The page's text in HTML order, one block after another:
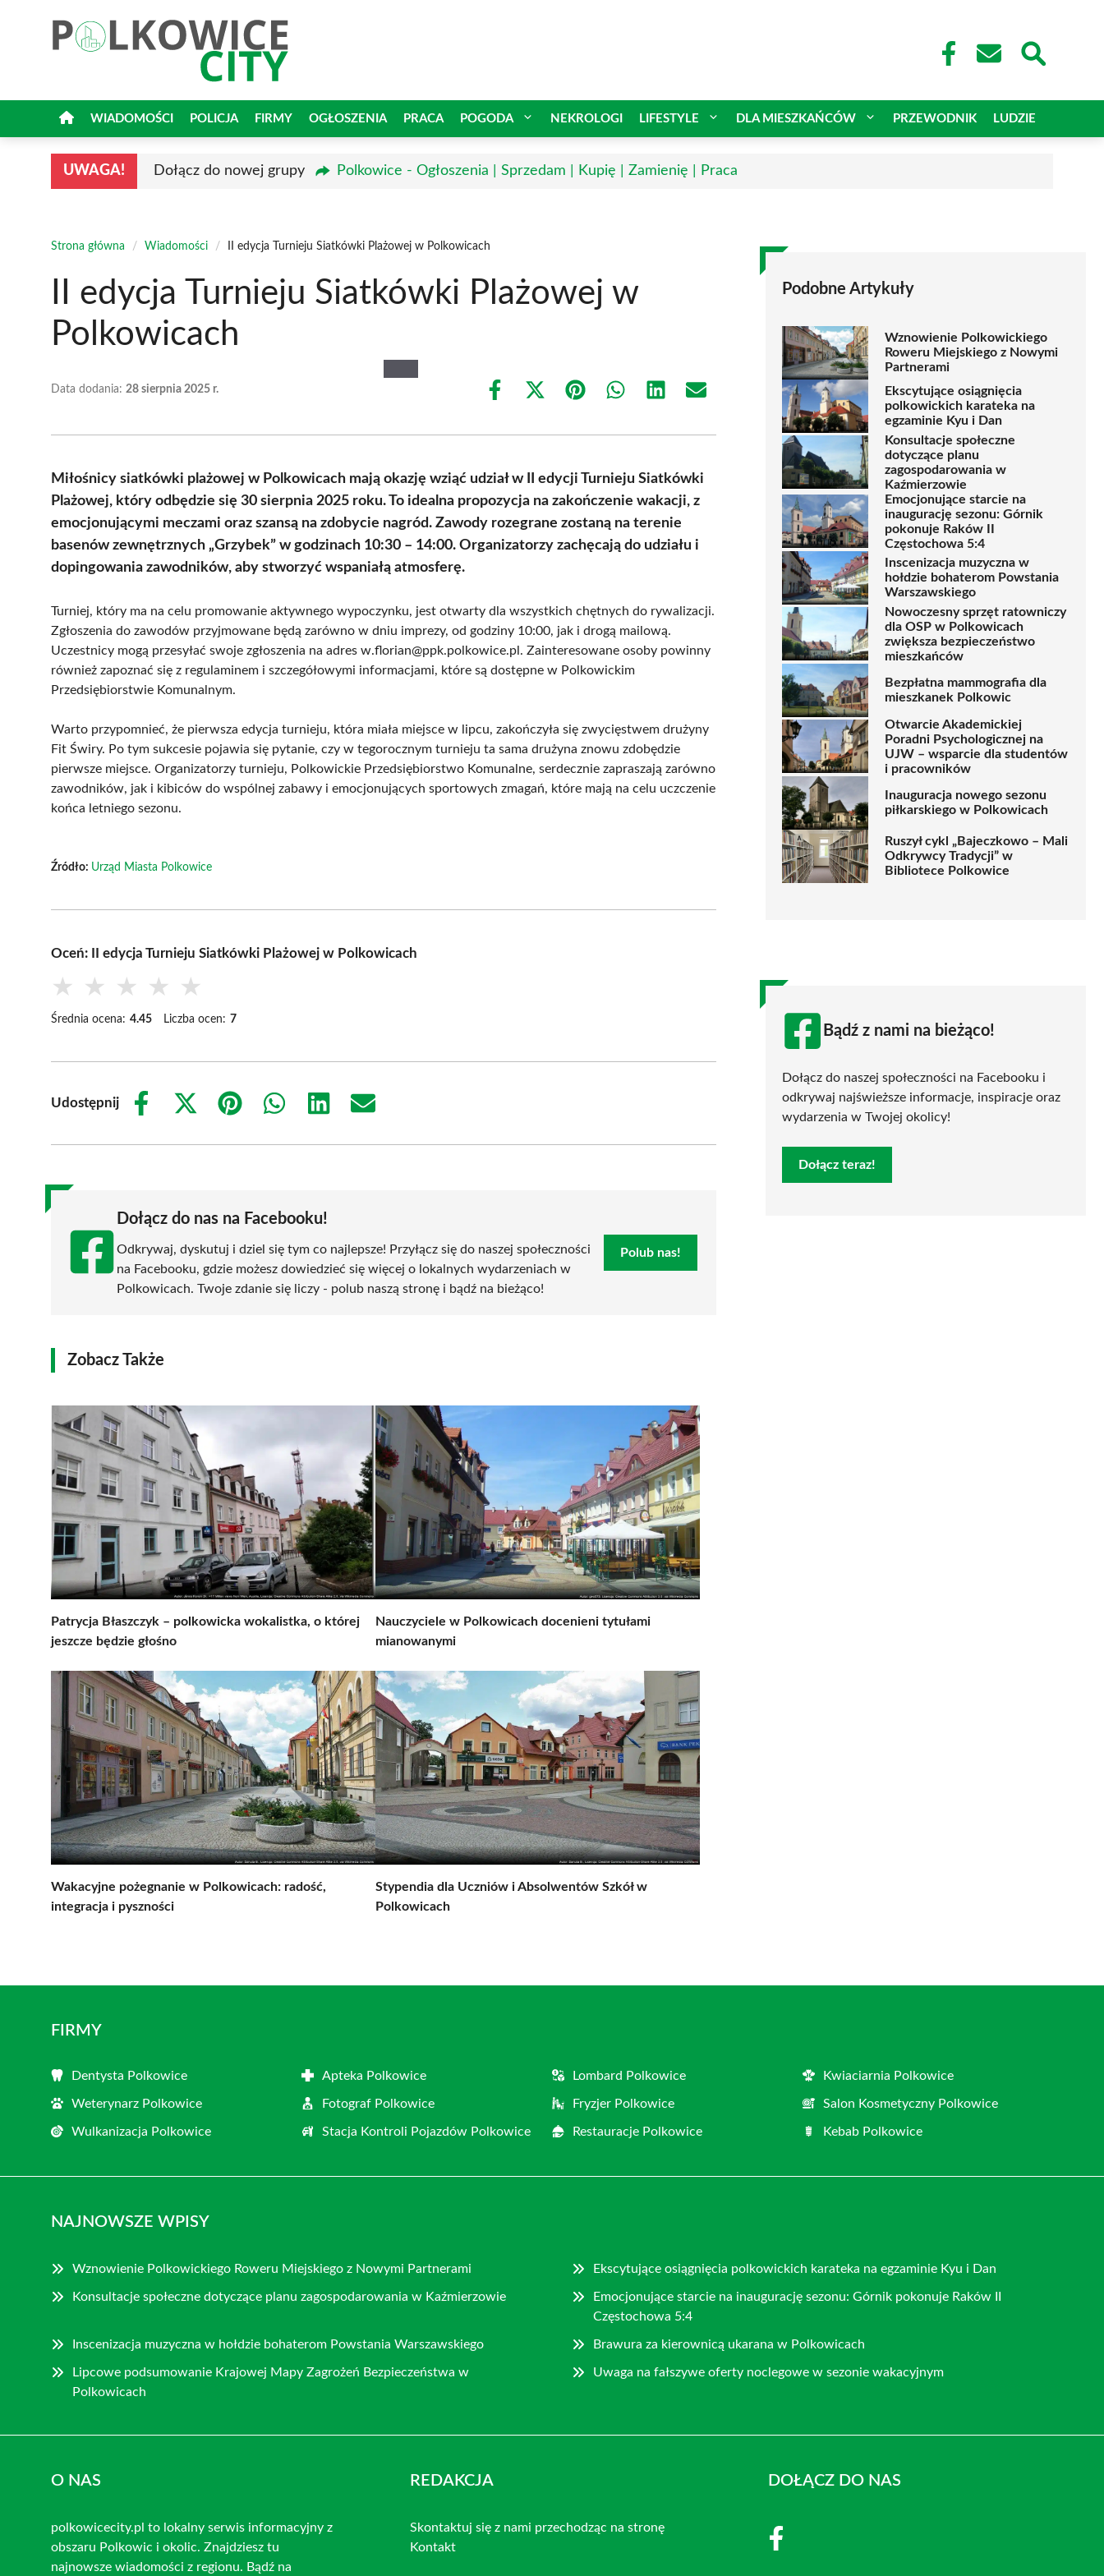
WIADOMOŚCI POLICJA FIRMY OGŁOSZENIA PRACA POGODA NEKROLOGI LIFESTYLE DLA MIESZKAŃCÓW PRZEWODNIK LUDZIE
UWAGA! Dołącz do nowej grupy Polkowice - Ogłoszenia | Sprzedam | Kupię | Zamienię | Praca
Strona główna / Wiadomości / II edycja Turnieju Siatkówki Plażowej w Polkowicach
II edycja Turnieju Siatkówki Plażowej w
Polkowicach
Data dodania: 28 sierpnia 2025 r.
Share
Share
(Twitter)
Share Share Share Share
Miłośnicy siatkówki plażowej w Polkowicach mają okazję wziąć udział w II edycji Turnieju Siatkówki
Plażowej, który odbędzie się 30 sierpnia 2025 roku. To idealna propozycja na zakończenie wakacji, z
emocjonującymi meczami oraz szansą na zdobycie nagród. Zawody rozegrane zostaną na terenie
basenów zewnętrznych „Grzybek” w godzinach 10:30 – 14:00. Organizatorzy zachęcają do udziału i
dopingowania zawodników, aby stworzyć wspaniałą atmosferę.
Turniej, który ma na celu promowanie aktywnego wypoczynku, jest otwarty dla wszystkich chętnych do rywalizacji.
Zgłoszenia do zawodów przyjmowane będą zarówno w dniu imprezy, od godziny 10:00, jak i drogą mailową.
Uczestnicy mogą przesyłać swoje zgłoszenia na adres w.florian@ppk.polkowice.pl. Zainteresowane osoby powinny
również zapoznać się z regulaminem i szczegółowymi informacjami, które są dostępne w Polkowickim
Przedsiębiorstwie Komunalnym.
Warto przypomnieć, że pierwsza edycja turnieju, która miała miejsce w lipcu, zakończyła się zwycięstwem drużyny
Fit Świry. Po tym sukcesie pojawia się pytanie, czy w tegorocznym turnieju ta sama drużyna znowu zdobędzie
pierwsze miejsce. Organizatorzy turnieju, Polkowickie Przedsiębiorstwo Komunalne, serdecznie zapraszają zarówno
zawodników, jak i kibiców do wspólnej zabawy i emocjonujących sportowych zmagań, które mają na celu uczczenie
końca letniego sezonu.
Źródło: Urząd Miasta Polkowice
Oceń: II edycja Turnieju Siatkówki Plażowej w Polkowicach
★ ★ ★ ★ ★
Średnia ocena: 4.45 Liczba ocen: 7
Udostępnij
Share
Share
(Twitter)
Share
Share
Share
Share
Dołącz do nas na Facebooku!
Odkrywaj, dyskutuj i dziel się tym co najlepsze! Przyłącz się do naszej społeczności
na Facebooku, gdzie możesz dowiedzieć się więcej o lokalnych wydarzeniach w
Polkowicach. Twoje zdanie się liczy - polub naszą stronę i bądź na bieżąco!
Polub nas!
Zobacz Także
Patrycja Błaszczyk – polkowicka wokalistka, o której
jeszcze będzie głośno
Nauczyciele w Polkowicach docenieni tytułami
mianowanymi
Wakacyjne pożegnanie w Polkowicach: radość,
integracja i pyszności
Stypendia dla Uczniów i Absolwentów Szkół w
Polkowicach
Podobne Artykuły
Wznowienie Polkowickiego
Roweru Miejskiego z Nowymi
Partnerami
Ekscytujące osiągnięcia
polkowickich karateka na
egzaminie Kyu i Dan
Konsultacje społeczne
dotyczące planu
zagospodarowania w
Kaźmierzowie
Emocjonujące starcie na
inaugurację sezonu: Górnik
pokonuje Raków II
Częstochowa 5:4
Inscenizacja muzyczna w
hołdzie bohaterom Powstania
Warszawskiego
Nowoczesny sprzęt ratowniczy
dla OSP w Polkowicach
zwiększa bezpieczeństwo
mieszkańców
Bezpłatna mammografia dla
mieszkanek Polkowic
Otwarcie Akademickiej
Poradni Psychologicznej na
UJW – wsparcie dla studentów
i pracowników
Inauguracja nowego sezonu
piłkarskiego w Polkowicach
Ruszył cykl „Bajeczkowo – Mali
Odkrywcy Tradycji” w
Bibliotece Polkowice
Bądź z nami na bieżąco!
Dołącz do naszej społeczności na Facebooku i
odkrywaj najświeższe informacje, inspiracje oraz
wydarzenia w Twojej okolicy!
Dołącz teraz!
FIRMY
Dentysta Polkowice Apteka Polkowice Lombard Polkowice Kwiaciarnia Polkowice
Weterynarz Polkowice Fotograf Polkowice Fryzjer Polkowice Salon Kosmetyczny Polkowice
Wulkanizacja Polkowice Stacja Kontroli Pojazdów Polkowice Restauracje Polkowice Kebab Polkowice
NAJNOWSZE WPISY
Wznowienie Polkowickiego Roweru Miejskiego z Nowymi Partnerami Ekscytujące osiągnięcia polkowickich karateka na egzaminie Kyu i Dan
Konsultacje społeczne dotyczące planu zagospodarowania w Kaźmierzowie
Emocjonujące starcie na inaugurację sezonu: Górnik pokonuje Raków II
Częstochowa 5:4
Inscenizacja muzyczna w hołdzie bohaterom Powstania Warszawskiego Brawura za kierownicą ukarana w Polkowicach
Lipcowe podsumowanie Krajowej Mapy Zagrożeń Bezpieczeństwa w
Polkowicach
Uwaga na fałszywe oferty noclegowe w sezonie wakacyjnym
O NAS
polkowicecity.pl to lokalny serwis informacyjny z
obszaru Polkowic i okolic. Znajdziesz tu
najnowsze wiadomości z regionu. Bądź na
REDAKCJA
Skontaktuj się z nami przechodząc na stronę
Kontakt
DOŁĄCZ DO NAS